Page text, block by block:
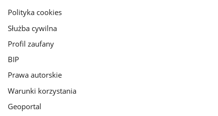
gov.pl
Polityka cookies
Służba cywilna
Profil zaufany
BIP
Prawa autorskie
Warunki korzystania
Geoportal